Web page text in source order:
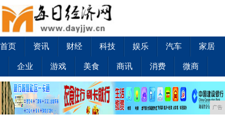
首页 资讯 财经 科技 娱乐 汽车 家居
企业 游戏 美食 商讯 消费 微商
广告